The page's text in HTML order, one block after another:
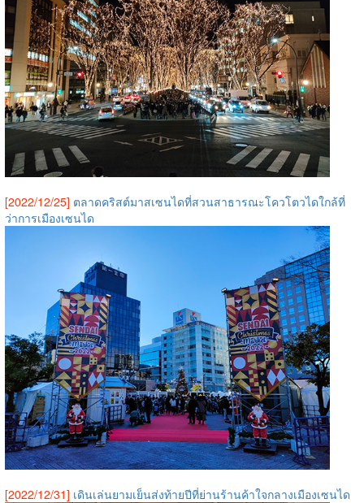
[2022/12/25] ตลาดคริสต์มาสเซนไดที่สวนสาธารณะโควโตวไดใกล้ที่
ว่าการเมืองเซนได
[2022/12/31] เดินเล่นยามเย็นส่งท้ายปีที่ย่านร้านค้าใจกลางเมืองเซนได